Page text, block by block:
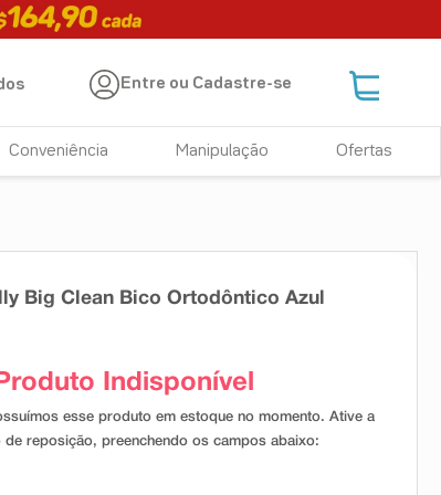
Entre ou Cadastre-se
Conveniência Manipulação Ofertas
Big Clean Bico Ortodôntico Azul